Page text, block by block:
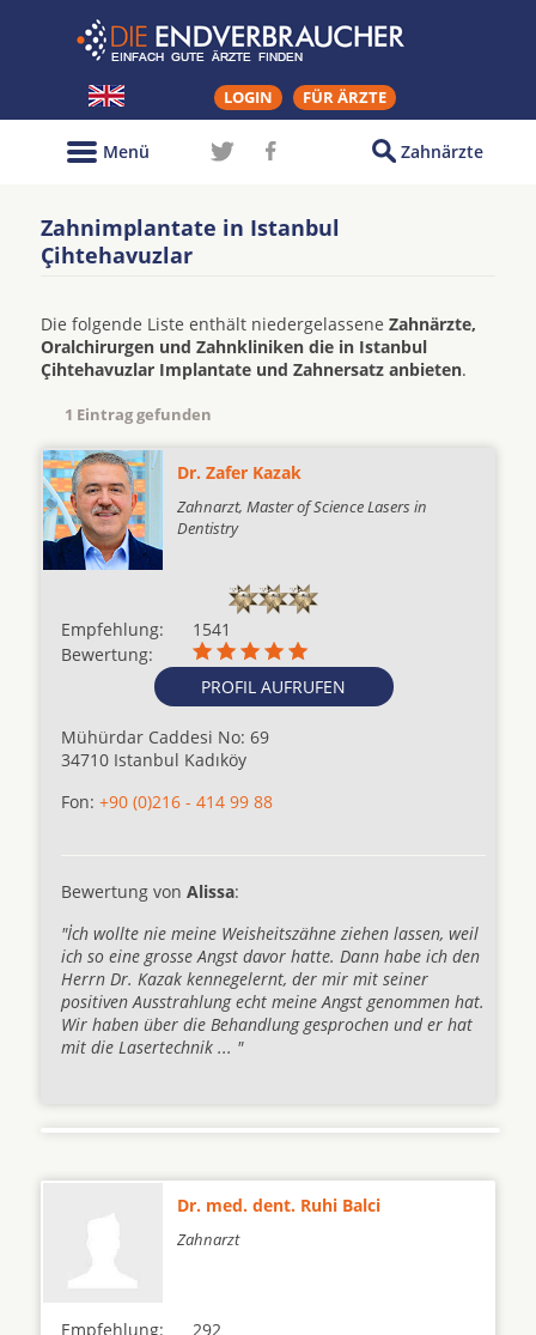
LOGIN FÜR ÄRZTE
Zahnärzte
Menü
Zahnimplantate in Istanbul
Çihtehavuzlar
Die folgende Liste enthält niedergelassene Zahnärzte,
Oralchirurgen und Zahnkliniken die in Istanbul
Çihtehavuzlar Implantate und Zahnersatz anbieten.
1 Eintrag gefunden
Dr. Zafer Kazak
Zahnarzt, Master of Science Lasers in
Dentistry
Empfehlung:
1541
Bewertung:
PROFIL AUFRUFEN
Mühürdar Caddesi No: 69
34710 Istanbul Kadıköy
Fon: +90 (0)216 - 414 99 88
Bewertung von Alissa:
"İch wollte nie meine Weisheitszähne ziehen lassen, weil
ich so eine grosse Angst davor hatte. Dann habe ich den
Herrn Dr. Kazak kennegelernt, der mir mit seiner
positiven Ausstrahlung echt meine Angst genommen hat.
Wir haben über die Behandlung gesprochen und er hat
mit die Lasertechnik ... "
Dr. med. dent. Ruhi Balci
Zahnarzt
Empfehlung:
292